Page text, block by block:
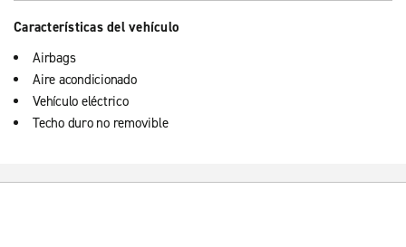
Características del vehículo
Airbags
Aire acondicionado
Vehículo eléctrico
Techo duro no removible